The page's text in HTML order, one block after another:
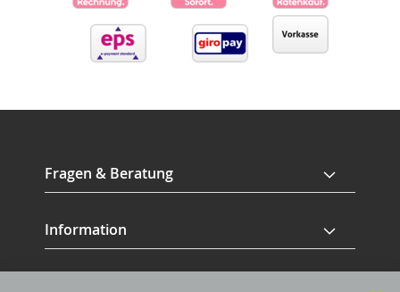
Fragen & Beratung
Information